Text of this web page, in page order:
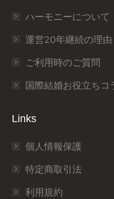
ハーモニーについて
運営20年継続の理由
ご利用時のご質問
国際結婚お役立ちコ
Links
個人情報保護
特定商取引法
利用規約